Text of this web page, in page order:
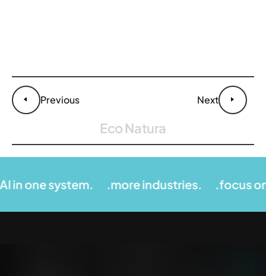
Previous
Eco Natura
Next
system. .more industries. .focus on